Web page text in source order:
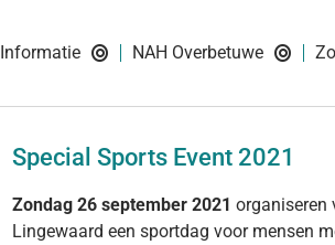
Informatie NAH Overbetuwe
Special Sports Event 2021
Zondag 26 september 2021 organiseren
Lingewaard een sportdag voor mensen